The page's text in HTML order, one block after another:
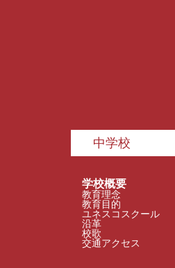
中学校
学校概要
教育理念
教育目的
ユネスコスクール
沿革
校歌
交通アクセス